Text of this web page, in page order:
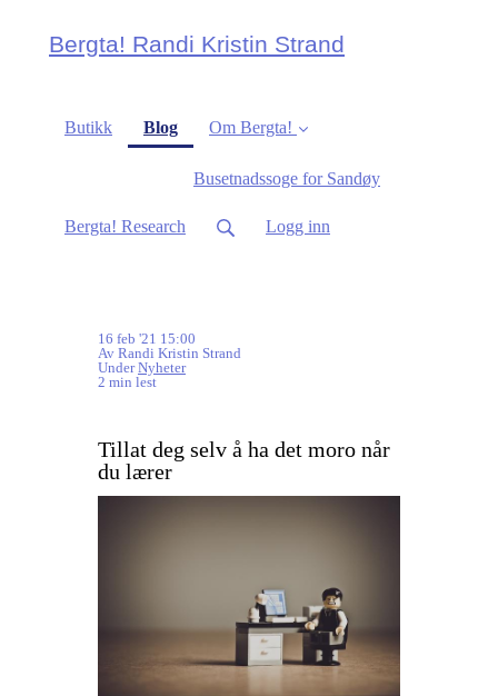
Bergta! Randi Kristin Strand
Butikk Blog(current)Om Bergta!
Busetnadssoge for Sandøy
Bergta! Research Logg inn
16 feb '21 15:00
Av Randi Kristin Strand
UnderNyheter
2 min lest
Tillat deg selv å ha det moro når
du lærer